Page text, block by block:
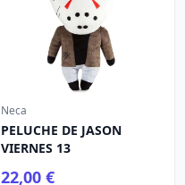
Neca
PELUCHE DE JASON
VIERNES 13
22,00 €